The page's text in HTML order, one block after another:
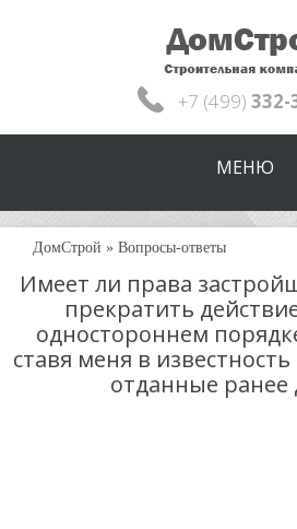
+7 (499) 332-
МЕНЮ
ДомСтрой » Вопросы-ответы
Имеет ли права
прекратить
одностороннем
ставя меня в
отданные ранее